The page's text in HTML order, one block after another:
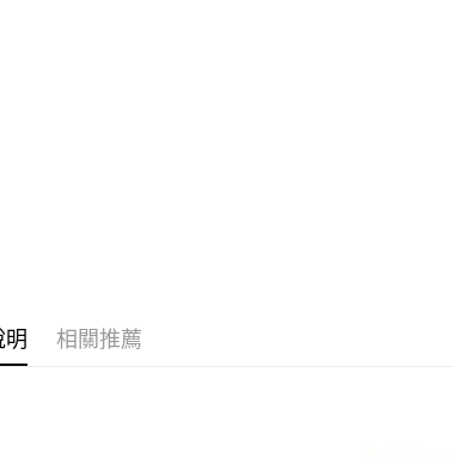
明 相關推薦